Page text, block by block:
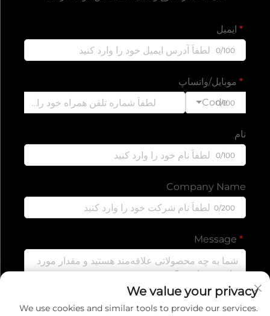
ایمیل
0/100
موبایل/واتساپ
Code
0/100
نام
0/100
Company Name
0/200
0/1000
We value your privacy
We use cookies and similar tools to provide our services.